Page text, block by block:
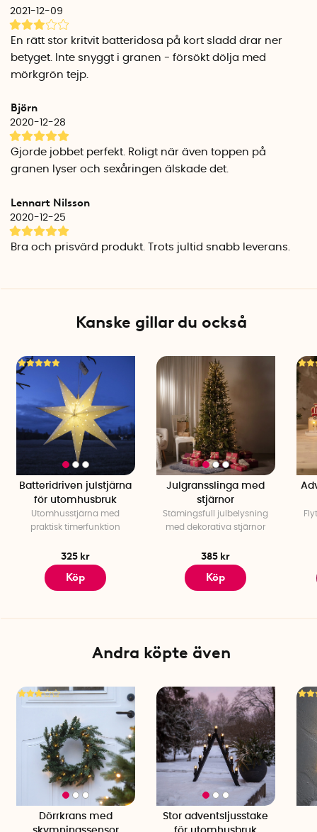
Multistjärna
Tre sammanlänkade stjärnor i olika storlekar och djup med
30 st LED lampor.
Mått: 27,5 cm x 25,5 cm x 5 cm
änden sitter den vita batteridosan. Du behöver 3 st AA-
batterier för att driva toppstjärnan (köps separat).
Batteritiden är ca 80 timmar, vilket motsvarar ca 2 veckors
dagligt användande på timerläget.
2021-12-09
En rätt stor kritvit batteridosa på kort sladd drar ner
betyget. Inte snyggt i granen - försökt dölja med
mörkgrön tejp.
Björn
2020-12-28
Gjorde jobbet perfekt. Roligt när även toppen på
granen lyser och sexåringen älskade det.
Lennart Nilsson
2020-12-25
Bra och prisvärd produkt. Trots jultid snabb leverans.
Kanske gillar du också
Batteridriven julstjärna
för utomhusbruk
Utomhusstjärna med
praktisk timerfunktion
325 kr
Köp
Julgransslinga med
stjärnor
Stämingsfull julbelysning
med dekorativa stjärnor
385 kr
Köp
Andra köpte även
Dörrkrans med
Stor adventsljusstake